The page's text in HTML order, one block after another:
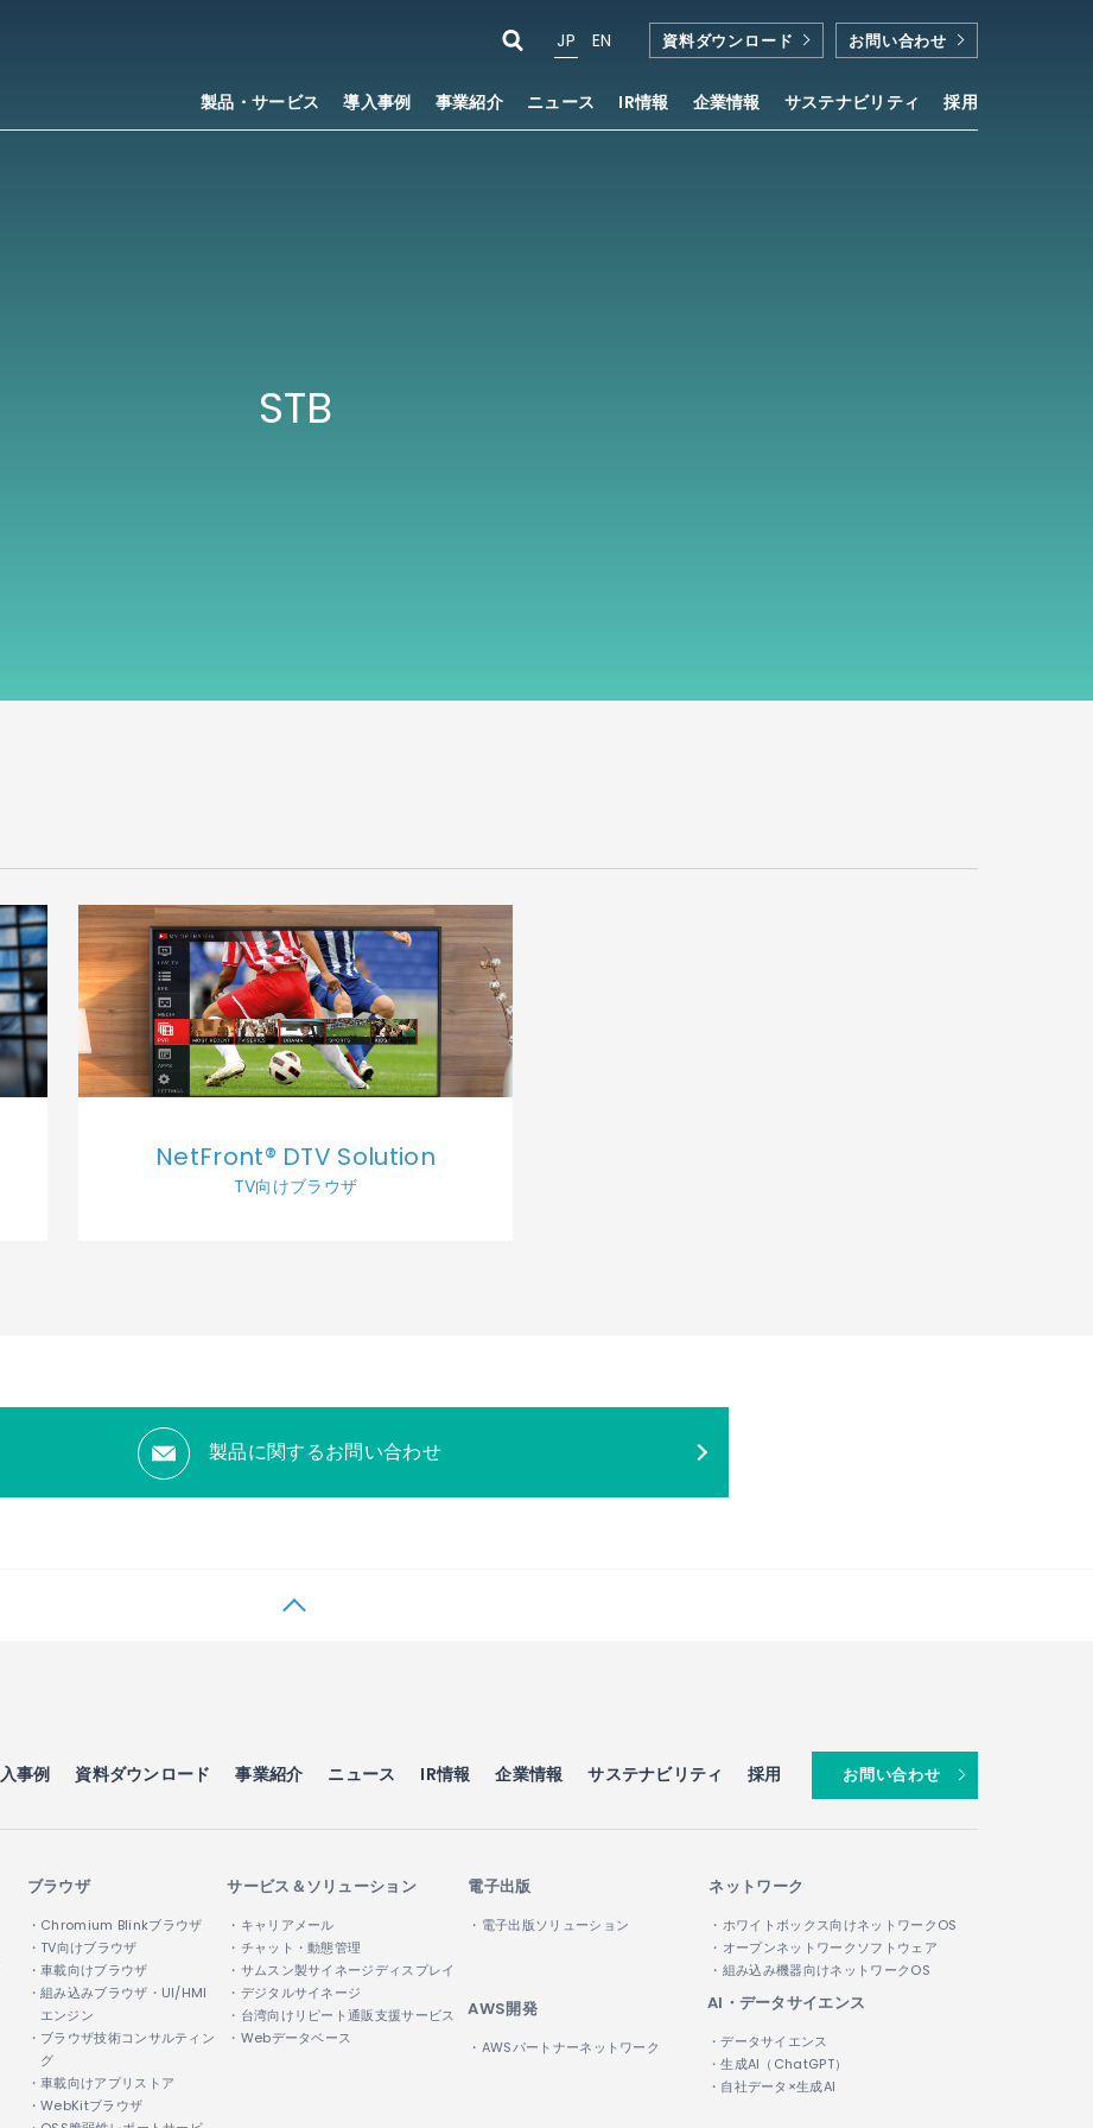
製品・サービス 導入事例 事業紹介 ニュース IR情報 企業情報 サステナビリティ 採用
JP EN 資料ダウンロード お問い合わせ
STB
NetFront® DTV Solution
TV向けブラウザ
製品に関するお問い合わせ
事例 資料ダウンロード 事業紹介 ニュース IR情報 企業情報 サステナビリティ 採用 お問い合わせ
ブラウザ
・Chromium Blinkブラウザ
・TV向けブラウザ
・車載向けブラウザ
・組み込みブラウザ・UI/HMI
エンジン
・ブラウザ技術コンサルティン
グ
・車載向けアプリストア
・WebKitブラウザ
サービス＆ソリューション
・キャリアメール
・チャット・動態管理
・サムスン製サイネージディスプレイ
・デジタルサイネージ
・台湾向けリピート通販支援サービス
・Webデータベース
電子出版
・電子出版ソリューション
ネットワーク
・ホワイトボックス向けネットワークOS
・オープンネットワークソフトウェア
・組み込み機器向けネットワークOS
AWS開発
・AWSパートナーネットワーク
AI・データサイエンス
・データサイエンス
・生成AI（ChatGPT）
・自社データ×生成AI